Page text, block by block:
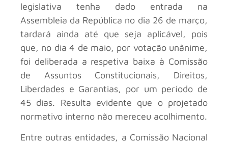
legislativa tenha dado entrada na
Assembleia da República no dia 26 de março,
tardará ainda até que seja aplicável, pois
que, no dia 4 de maio, por votação unânime,
foi deliberada a respetiva baixa à Comissão
de Assuntos Constitucionais, Direitos,
Liberdades e Garantias, por um período de
45 dias. Resulta evidente que o projetado
normativo interno não mereceu acolhimento.
Entre outras entidades, a Comissão Nacional